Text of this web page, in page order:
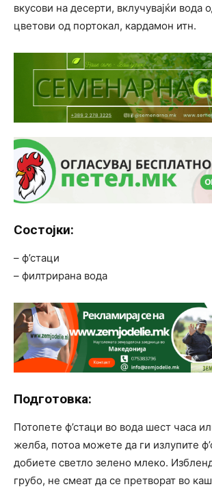
вкусови на десерти, вклучувајќи вода
цветови од портокал, кардамон итн.
Состојки:
– ф’стаци
– филтрирана вода
Подготовка:
Потопете ф’стаци во вода шест часа
желба, потоа можете да ги излупите
добиете светло зелено млеко.
грубо, не смеат да се претворат во